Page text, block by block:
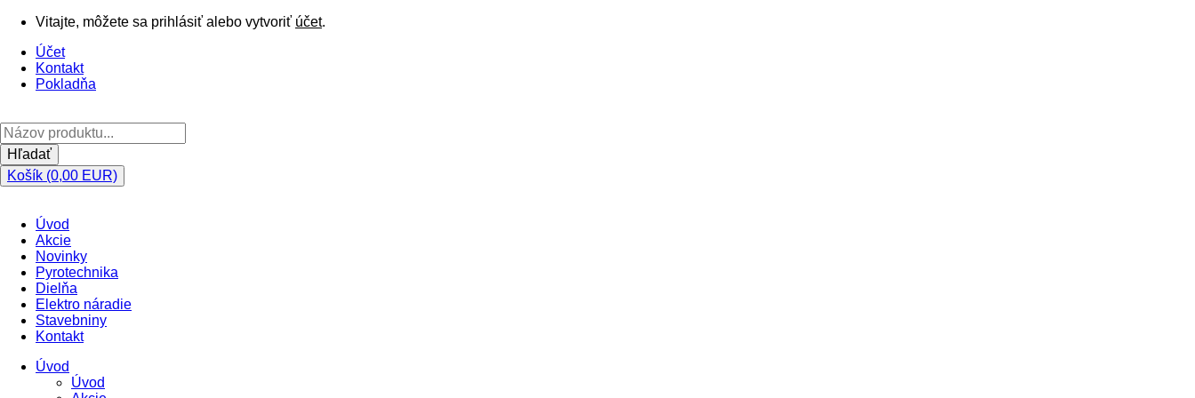
Vitajte, môžete sa prihlásiť alebo vytvoriť účet.
Účet
Kontakt
Pokladňa
Hľadať
Košík (0,00 EUR)
Úvod
Akcie
Novinky
Pyrotechnika
Dielňa
Elektro náradie
Stavebniny
Kontakt
Úvod
Úvod